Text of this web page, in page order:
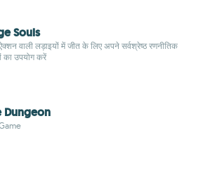
Souls
वाली लड़ाइयों में जीत के लिए अपने सर्वश्रेष्ठ रणनीतिक
उपयोग करें
Dungeon